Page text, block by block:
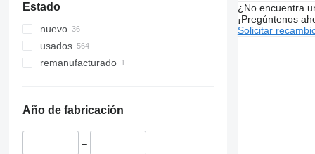
Estado
nuevo
usados
remanufacturado
Año de fabricación
–
¿No encuentra
¡Pregúntenos
Solicitar